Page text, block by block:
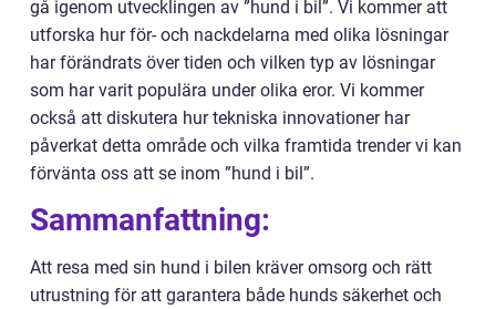
gå igenom utvecklingen av ”hund i bil”. Vi kommer att
utforska hur för- och nackdelarna med olika lösningar
har förändrats över tiden och vilken typ av lösningar
som har varit populära under olika eror. Vi kommer
också att diskutera hur tekniska innovationer har
påverkat detta område och vilka framtida trender vi kan
förvänta oss att se inom ”hund i bil”.
Sammanfattning:
Att resa med sin hund i bilen kräver omsorg och rätt
utrustning för att garantera både hunds säkerhet och